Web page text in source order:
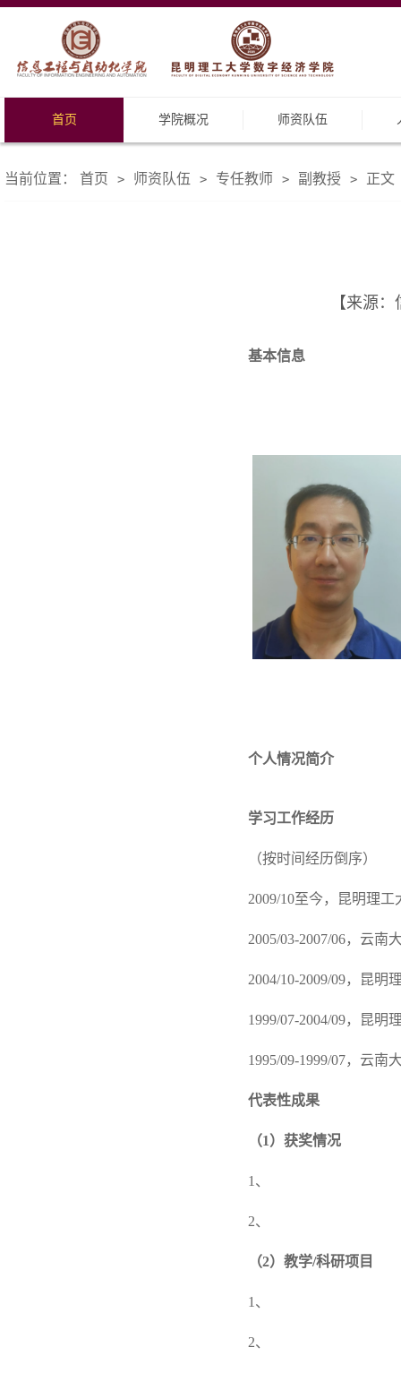
首页 学院概况 师资队伍
当前位置： 首页 > 师资队伍 > 专任教师 > 副教授 > 正文
【来源
基本信息
个人情况简介
学习工作经历
（按时间经历倒序）
2009/10至今，昆明理
2005/03-2007/06，云南
2004/10-2009/09，昆明
1999/07-2004/09，昆明
1995/09-1999/07，云南
代表性成果
（1） 获奖情况
1、
2、
（2） 教学/科研项目
1、
2、